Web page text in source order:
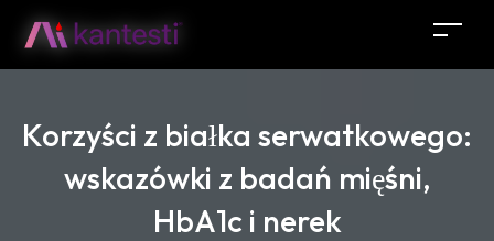
Korzyści z białka serwatkowego:
wskazówki z badań mięśni,
HbA1c i nerek